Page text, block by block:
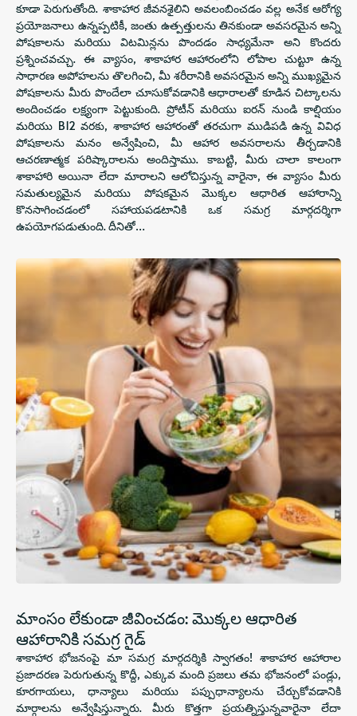
కూడా పెరుగుతోంది. శాకాహార జీవనశైలిని అవలంబించడం వల్ల అనేక ఆరోగ్య
ప్రయోజనాలు ఉన్నప్పటికీ, జంతు ఉత్పత్తులను తినకుండా అవసరమైన అన్ని
పోషకాలను మరియు విటమిన్లను పొందడం సాధ్యమేనా అని కొందరు
ప్రశ్నించవచ్చు. ఈ వ్యాసం, శాకాహార ఆహారంలోని లోపాల చుట్టూ ఉన్న
సాధారణ అపోహలను తొలగించి, మీ శరీరానికి అవసరమైన అన్ని ముఖ్యమైన
పోషకాలను మీరు పొందేలా చూసుకోవడానికి ఆధారాలతో కూడిన చిట్కాలను
అందించడం లక్ష్యంగా పెట్టుకుంది. ప్రోటీన్ మరియు ఐరన్ నుండి కాల్షియం
మరియు B12 వరకు, శాకాహార ఆహారంతో తరచుగా ముడిపడి ఉన్న వివిధ
పోషకాలను మనం అన్వేషించి, మీ ఆహార అవసరాలను తీర్చడానికి
ఆచరణాత్మక పరిష్కారాలను అందిస్తాము. కాబట్టి, మీరు చాలా కాలంగా
శాకాహారి అయినా లేదా మారాలని ఆలోచిస్తున్న వారైనా, ఈ వ్యాసం మీరు
సమతుల్యమైన మరియు పోషకమైన మొక్కల ఆధారిత ఆహారాన్ని
కొనసాగించడంలో సహాయపడటానికి ఒక సమగ్ర మార్గదర్శిగా
ఉపయోగపడుతుంది. దీనితో…
మాంసం లేకుండా జీవించడం: మొక్కల ఆధారిత
ఆహారానికి సమగ్ర గైడ్
శాకాహార భోజనంపై మా సమగ్ర మార్గదర్శికి స్వాగతం! శాకాహార ఆహారాల
ప్రజాదరణ పెరుగుతున్న కొద్దీ, ఎక్కువ మంది ప్రజలు తమ భోజనంలో పండ్లు,
కూరగాయలు, ధాన్యాలు మరియు పప్పుధాన్యాలను చేర్చుకోవడానికి
మార్గాలను అన్వేషిస్తున్నారు. మీరు కొత్తగా ప్రయత్నిస్తున్నవారైనా లేదా